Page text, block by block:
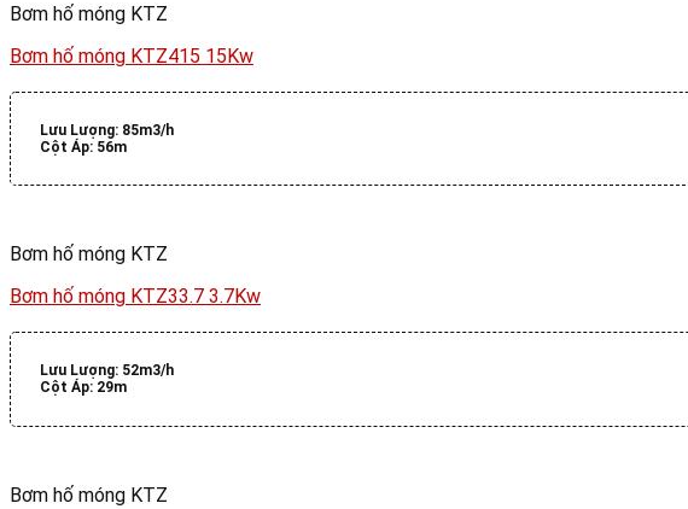
Bơm hố móng KTZ
Bơm hố móng KTZ415 15Kw
Lưu Lượng: 85m3/h
Cột Áp: 56m
Bơm hố móng KTZ
Bơm hố móng KTZ33.7 3.7Kw
Lưu Lượng: 52m3/h
Cột Áp: 29m
Bơm hố móng KTZ